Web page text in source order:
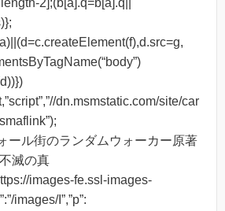
2];(b[a].q=b[a].q||
dn.msmstatic.com/site/car
ール街のランダムウォーカー原著
滅の真
images-fe.ssl-images-
images/I”,”p”: